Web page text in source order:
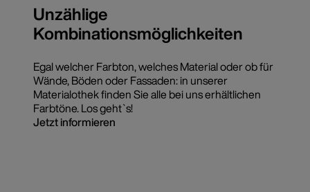
Unzählige
Kombinationsmöglichkeiten
Egal welcher Farbton, welches Material oder ob für
Wände, Böden oder Fassaden: in unserer
Materialothek finden Sie alle bei uns erhältlichen
Farbtöne. Los geht`s!
Jetzt informieren